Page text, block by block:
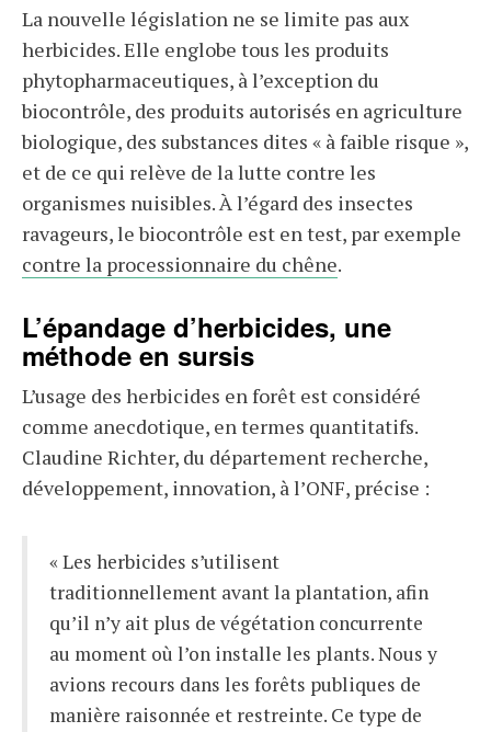
La nouvelle législation ne se limite pas aux
herbicides. Elle englobe tous les produits
phytopharmaceutiques, à l’exception du
biocontrôle, des produits autorisés en agriculture
biologique, des substances dites « à faible risque »,
et de ce qui relève de la lutte contre les
organismes nuisibles. À l’égard des insectes
ravageurs, le biocontrôle est en test, par exemple
contre la processionnaire du chêne.
L’épandage d’herbicides, une
méthode en sursis
L’usage des herbicides en forêt est considéré
comme anecdotique, en termes quantitatifs.
Claudine Richter, du département recherche,
développement, innovation, à l’ONF, précise :
« Les herbicides s’utilisent
traditionnellement avant la plantation, afin
qu’il n’y ait plus de végétation concurrente
au moment où l’on installe les plants. Nous y
avions recours dans les forêts publiques de
manière raisonnée et restreinte. Ce type de